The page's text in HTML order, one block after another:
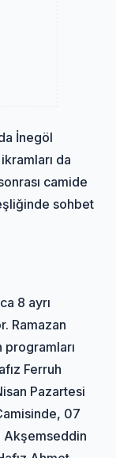
İnegöl
da
camide
sohbet
8 ayrı
Ramazan
programları
Ferruh
Pazartesi
07
Akşemseddin